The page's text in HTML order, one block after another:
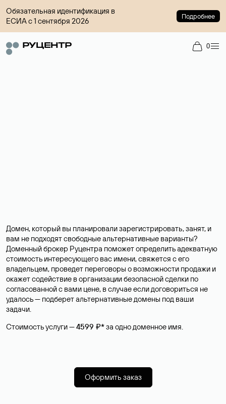
Обязательная идентификация в
ЕСИА с 1 сентября 2026
Подробнее
0
Домен, который вы планировали зарегистрировать, занят, и
вам не подходят свободные альтернативные варианты?
Доменный брокер Руцентра поможет определить адекватную
стоимость интересующего вас имени, свяжется с его
владельцем, проведет переговоры о возможности продажи и
окажет содействие в организации безопасной сделки по
согласованной с вами цене, в случае если договориться не
удалось — подберет альтернативные домены под ваши
задачи.
Стоимость услуги —4599 ₽*за одно доменное имя.
Оформить заказ